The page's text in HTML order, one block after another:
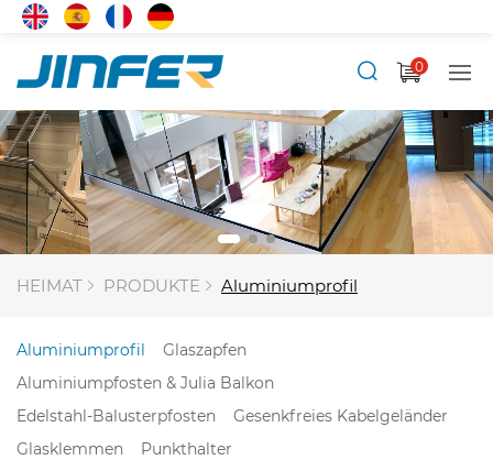
0
HEIMAT PRODUKTE Aluminiumprofil
Aluminiumprofil
Glaszapfen
Aluminiumpfosten & Julia Balkon
Edelstahl-Balusterpfosten
Gesenkfreies Kabelgeländer
Glasklemmen
Punkthalter